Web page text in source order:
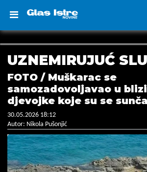
UZNEMIRUJUĆ
FOTO / Muškarac se
samozadovoljavao u
djevojke koje su se
30.05.2026 18:12
Autor: Nikola Pušonjić